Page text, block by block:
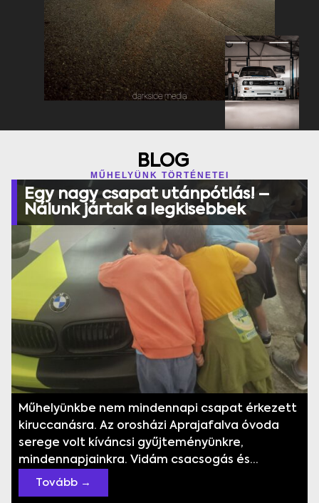
BLOG
MŰHELYÜNK TÖRTÉNETEI
Egy nagy csapat utánpótlás! –
Nálunk jártak a legkisebbek
Műhelyünkbe nem mindennapi csapat érkezett
kiruccanásra. Az orosházi Aprajafalva óvoda
serege volt kíváncsi gyűjteményünkre,
mindennapjainkra. Vidám csacsogás és...
Tovább →